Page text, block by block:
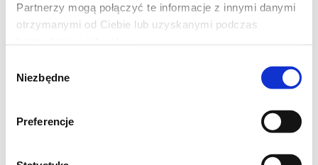
Partnerzy mogą połączyć te informacje z innymi danymi
otrzymanymi od Ciebie lub uzyskanymi podczas
zgody
Niezbędne
Preferencje